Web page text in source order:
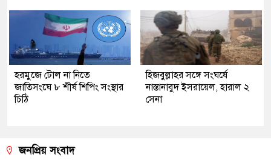
হরমুজে টোল না নিতে
জাতিসংঘে ৮ শীর্ষ শিপিং সংস্থার
চিঠি
হিজবুল্লাহর সঙ্গে সংঘর্ষে
নাস্তানাবুদ ইসরায়েল, হারাল ২
সেনা
জনপ্রিয় সংবাদ